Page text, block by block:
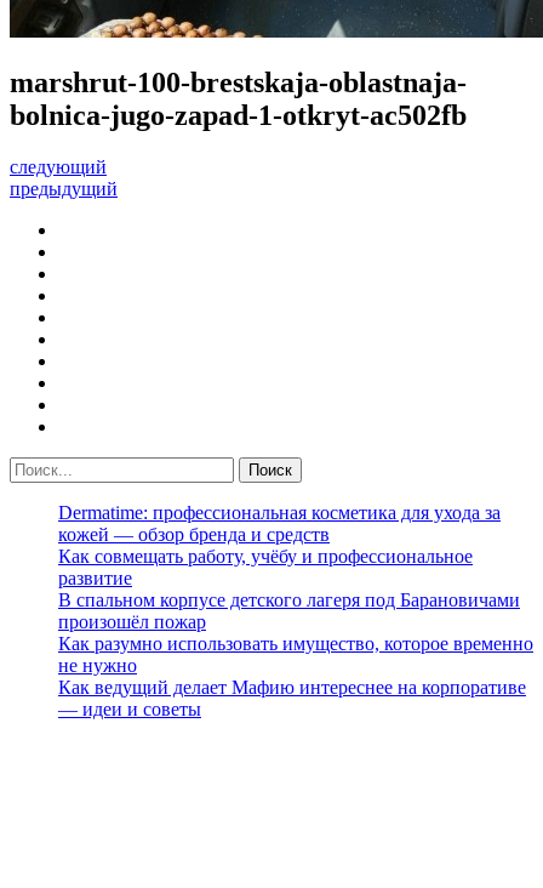
marshrut-100-brestskaja-oblastnaja-
bolnica-jugo-zapad-1-otkryt-ac502fb
следующий
предыдущий
Dermatime: профессиональная косметика для ухода за
кожей — обзор бренда и средств
Как совмещать работу, учёбу и профессиональное
развитие
В спальном корпусе детского лагеря под Барановичами
произошёл пожар
Как разумно использовать имущество, которое временно
не нужно
Как ведущий делает Мафию интереснее на корпоративе
— идеи и советы